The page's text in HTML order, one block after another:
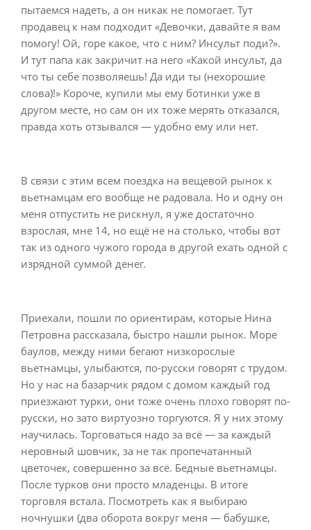
пытаемся надеть, а он никак не помогает. Тут
продавец к нам подходит «Девочки, давайте я вам
помогу! Ой, горе какое, что с ним? Инсульт поди?».
И тут папа как закричит на него «Какой инсульт, да
что ты себе позволяешь! Да иди ты (нехорошие
слова)!» Короче, купили мы ему ботинки уже в
другом месте, но сам он их тоже мерять отказался,
правда хоть отзывался — удобно ему или нет.
В связи с этим всем поездка на вещевой рынок к
вьетнамцам его вообще не радовала. Но и одну он
меня отпустить не рискнул, я уже достаточно
взрослая, мне 14, но ещё не на столько, чтобы вот
так из одного чужого города в другой ехать одной с
изрядной суммой денег.
Приехали, пошли по ориентирам, которые Нина
Петровна рассказала, быстро нашли рынок. Море
баулов, между ними бегают низкорослые
вьетнамцы, улыбаются, по-русски говорят с трудом.
Но у нас на базарчик рядом с домом каждый год
приезжают турки, они тоже очень плохо говорят по-
русски, но зато виртуозно торгуются. Я у них этому
научилась. Торговаться надо за всё — за каждый
неровный шовчик, за не так пропечатанный
цветочек, совершенно за всё. Бедные вьетнамцы.
После турков они просто младенцы. В итоге
торговля встала. Посмотреть как я выбираю
ночнушки (два оборота вокруг меня — бабушке,